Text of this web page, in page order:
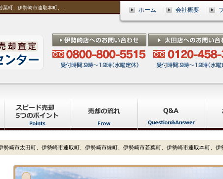
町、伊勢崎市連取本町、... ホーム 会社概要
勢崎市太田町、伊勢崎市連取町、伊勢崎市緑町、伊勢崎市若葉町、伊勢崎市連取本町、